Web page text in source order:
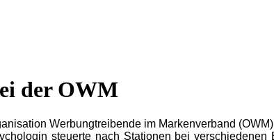
der OWM
Werbungtreibende im Markenverband
steuerte nach Stationen bei